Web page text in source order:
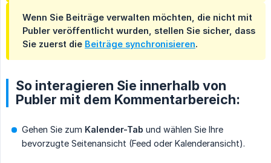
Wenn Sie Beiträge verwalten möchten, die nicht mit
Publer veröffentlicht wurden, stellen Sie sicher, dass
Sie zuerst die Beiträge synchronisieren.
So interagieren Sie innerhalb von
Publer mit dem Kommentarbereich:
Gehen Sie zum Kalender-Tab und wählen Sie Ihre
bevorzugte Seitenansicht (Feed oder Kalenderansicht).